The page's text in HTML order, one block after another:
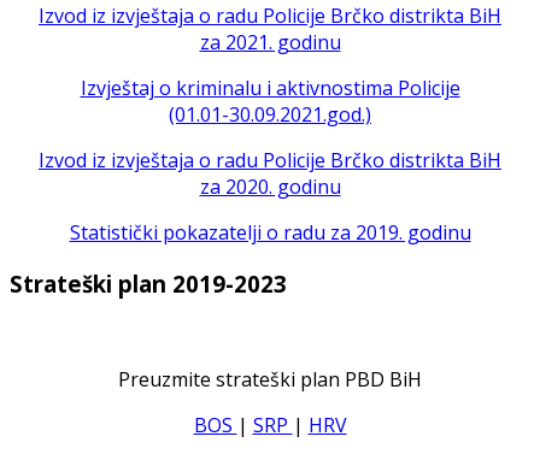
Izvod iz izvještaja o radu Policije Brčko distrikta BiH
za 2021. godinu
Izvještaj o kriminalu i aktivnostima Policije
(01.01-30.09.2021.god.)
Izvod iz izvještaja o radu Policije Brčko distrikta BiH
za 2020. godinu
Statistički pokazatelji o radu za 2019. godinu
Strateški plan 2019-2023
Preuzmite strateški plan PBD BiH
BOS | SRP | HRV